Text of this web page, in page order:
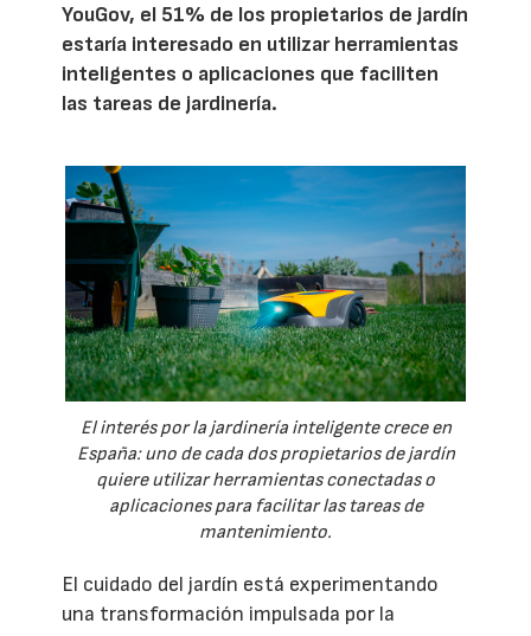
YouGov, el 51% de los propietarios de jardín
estaría interesado en utilizar herramientas
inteligentes o aplicaciones que faciliten
las tareas de jardinería.
El interés por la jardinería inteligente crece en
España: uno de cada dos propietarios de jardín
quiere utilizar herramientas conectadas o
aplicaciones para facilitar las tareas de
mantenimiento.
El cuidado del jardín está experimentando
una transformación impulsada por la